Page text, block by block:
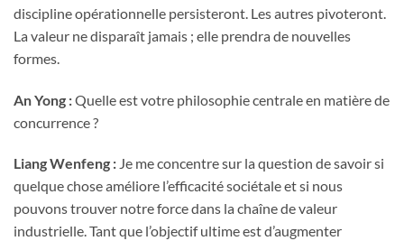
discipline opérationnelle persisteront. Les autres pivoteront.
La valeur ne disparaît jamais ; elle prendra de nouvelles
formes.
An Yong :Quelle est votre philosophie centrale en matière de
concurrence ?
Liang Wenfeng : Je me concentre sur la question de savoir si
quelque chose améliore l’efficacité sociétale et si nous
pouvons trouver notre force dans la chaîne de valeur
industrielle. Tant que l’objectif ultime est d’augmenter